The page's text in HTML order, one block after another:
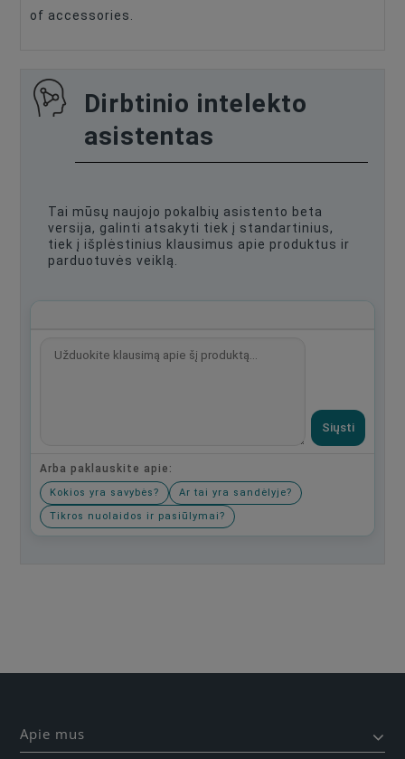
of accessories.
Dirbtinio intelekto
asistentas
Tai mūsų naujojo pokalbių asistento beta
versija, galinti atsakyti tiek į standartinius,
tiek į išplėstinius klausimus apie produktus ir
parduotuvės veiklą.
Siųsti
Arba paklauskite apie:
Kokios yra savybės?
Ar tai yra sandėlyje?
Tikros nuolaidos ir pasiūlymai?
Apie mus